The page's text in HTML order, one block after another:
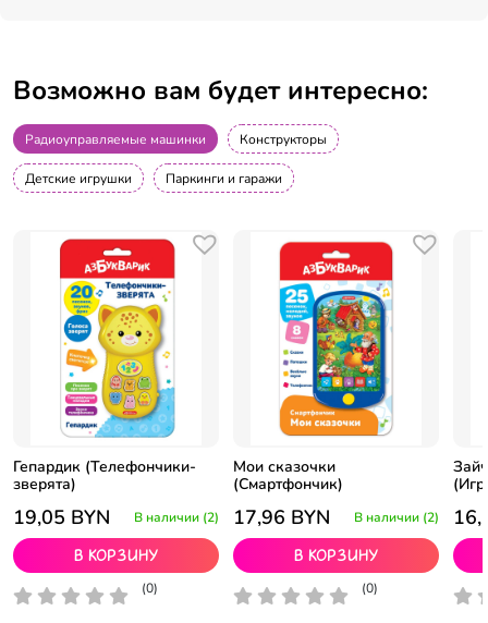
Возможно вам будет интересно:
Радиоуправляемые машинки Конструкторы
Детские игрушки Паркинги и гаражи
Гепардик (Телефончики-
зверята)
19,05 BYN В наличии (2)
В корзину
(0)
Мои сказочки
(Смартфончик)
17,96 BYN В наличии (2)
В корзину
(0)